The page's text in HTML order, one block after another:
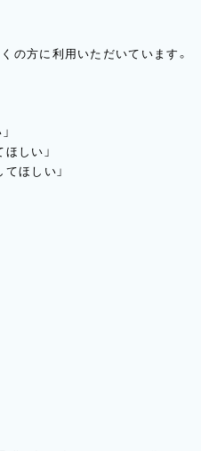
の方に利用いただいています。
しい」
ほしい」